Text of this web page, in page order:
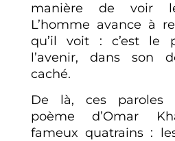
manière de voir
L’homme avance à
qu’il voit : c’est le
l’avenir, dans son
caché.
De là, ces paroles
poème d’Omar
fameux quatrains :